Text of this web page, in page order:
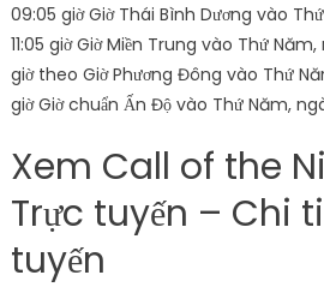
09:05 giờ Giờ Thái Bình Dương vào
11:05 giờ Giờ Miền Trung vào Thứ
giờ theo Giờ Phương Đông vào Thứ
giờ Giờ chuẩn Ấn Độ vào Thứ Năm,
Xem Call of the
Trực tuyến – Chi
tuyến